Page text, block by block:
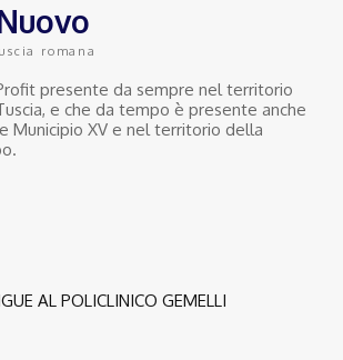
romana
presente da sempre nel territorio
e che da tempo è presente anche
Municipio XV e nel territorio della
AL POLICLINICO GEMELLI